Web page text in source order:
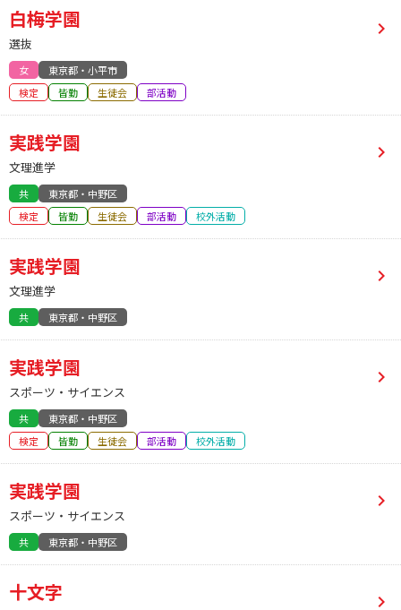
白梅学園
選抜
女
東京都・小平市
検定
皆勤 生徒会 部活動
実践学園
文理進学
共
東京都・中野区
検定
皆勤 生徒会 部活動 校外活動
実践学園
文理進学
共 東京都・中野区
実践学園
スポーツ・サイエンス
共
東京都・中野区
検定
皆勤 生徒会 部活動 校外活動
実践学園
スポーツ・サイエンス
共 東京都・中野区
十文字